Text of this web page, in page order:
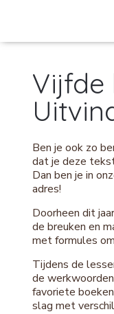
Vijfde
Ben je ook zo
dat je deze
Dan ben je in
adres!
Doorheen dit
de breuken en
met formules
Tijdens de
de
favoriete
slag met